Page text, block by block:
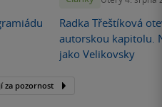
Radka Třeštíková
autorskou kapitolu.
jako Velikovsky
za pozornost